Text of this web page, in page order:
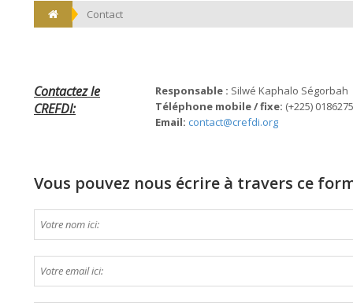
Contact
Contactez le
CREFDI:
Responsable : Silwé Kaphalo Ségorbah
Téléphone mobile / fixe: (+225)
Email: contact@crefdi.org
Vous pouvez nous écrire à travers ce